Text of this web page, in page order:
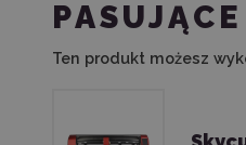
Ten produkt możesz